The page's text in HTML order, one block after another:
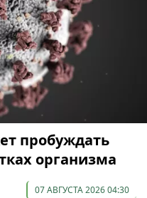
пробуждать
организма
07 АВГУСТА 2026 04:30